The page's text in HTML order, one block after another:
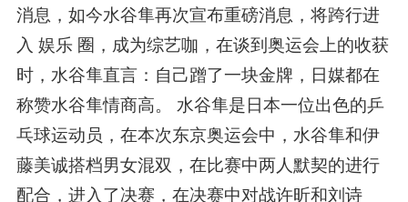
消息，如今水谷隼再次宣布重磅消息，将跨行进
入 娱乐 圈，成为综艺咖，在谈到奥运会上的收获
时，水谷隼直言：自己蹭了一块金牌，日媒都在
称赞水谷隼情商高。 水谷隼是日本一位出色的乒
乓球运动员，在本次东京奥运会中，水谷隼和伊
藤美诚搭档男女混双，在比赛中两人默契的进行
配合，进入了决赛，在决赛中对战许昕和刘诗